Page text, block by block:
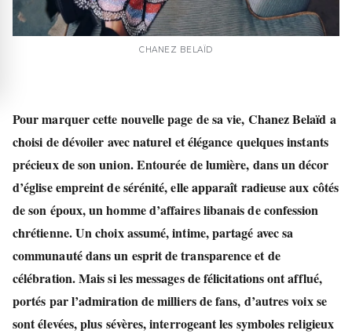
CHANEZ BELAÏD
Pour marquer cette nouvelle page de sa vie, Chanez Belaïd a
choisi de dévoiler avec naturel et élégance quelquesinstants
précieuxde son union. Entourée de lumière, dans un décor
d’église empreint de sérénité, elle apparaît radieuse aux côtés
de son époux, un homme d’affaireslibanais de confession
chrétienne. Un choix assumé, intime, partagé avec sa
communauté dans un esprit de transparence et de
célébration. Mais si les messages de félicitations ont afflué,
portés par l’admiration de milliers de fans, d’autres voix se
sont élevées, plus sévères, interrogeant les symboles religieux